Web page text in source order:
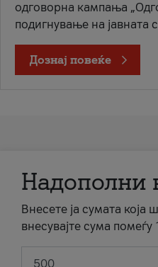
одговорна кампања
подигнување на јавната
Дознај повеќе
Надополни
Внесете ја сумата
внесувајте сума